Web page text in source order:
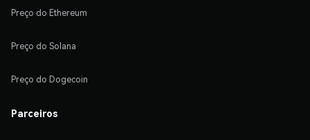
Preço do Ethereum
Preço do Solana
Preço do Dogecoin
Parceiros